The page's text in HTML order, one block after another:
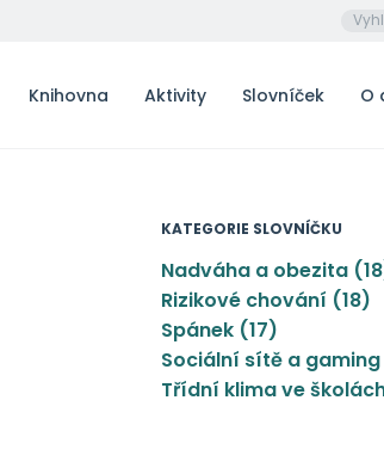
Knihovna Aktivity Slovníček O
KATEGORIE SLOVNÍČKU
Nadváha a obezita
Rizikové chování (18)
Spánek (17)
Sociální sítě a gaming
Třídní klima ve